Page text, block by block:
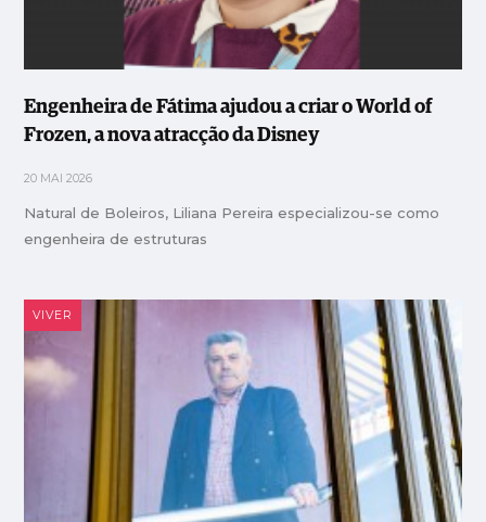
Engenheira de Fátima ajudou a criar o World of
Frozen, a nova atracção da Disney
20 MAI 2026
Natural de Boleiros, Liliana Pereira especializou-se como
engenheira de estruturas
VIVER